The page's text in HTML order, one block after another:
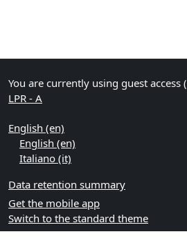
You are currently using guest access (
LPR - A
English ‎(en)‎
English ‎(en)‎
Italiano ‎(it)‎
Data retention summary
Get the mobile app
Switch to the standard theme